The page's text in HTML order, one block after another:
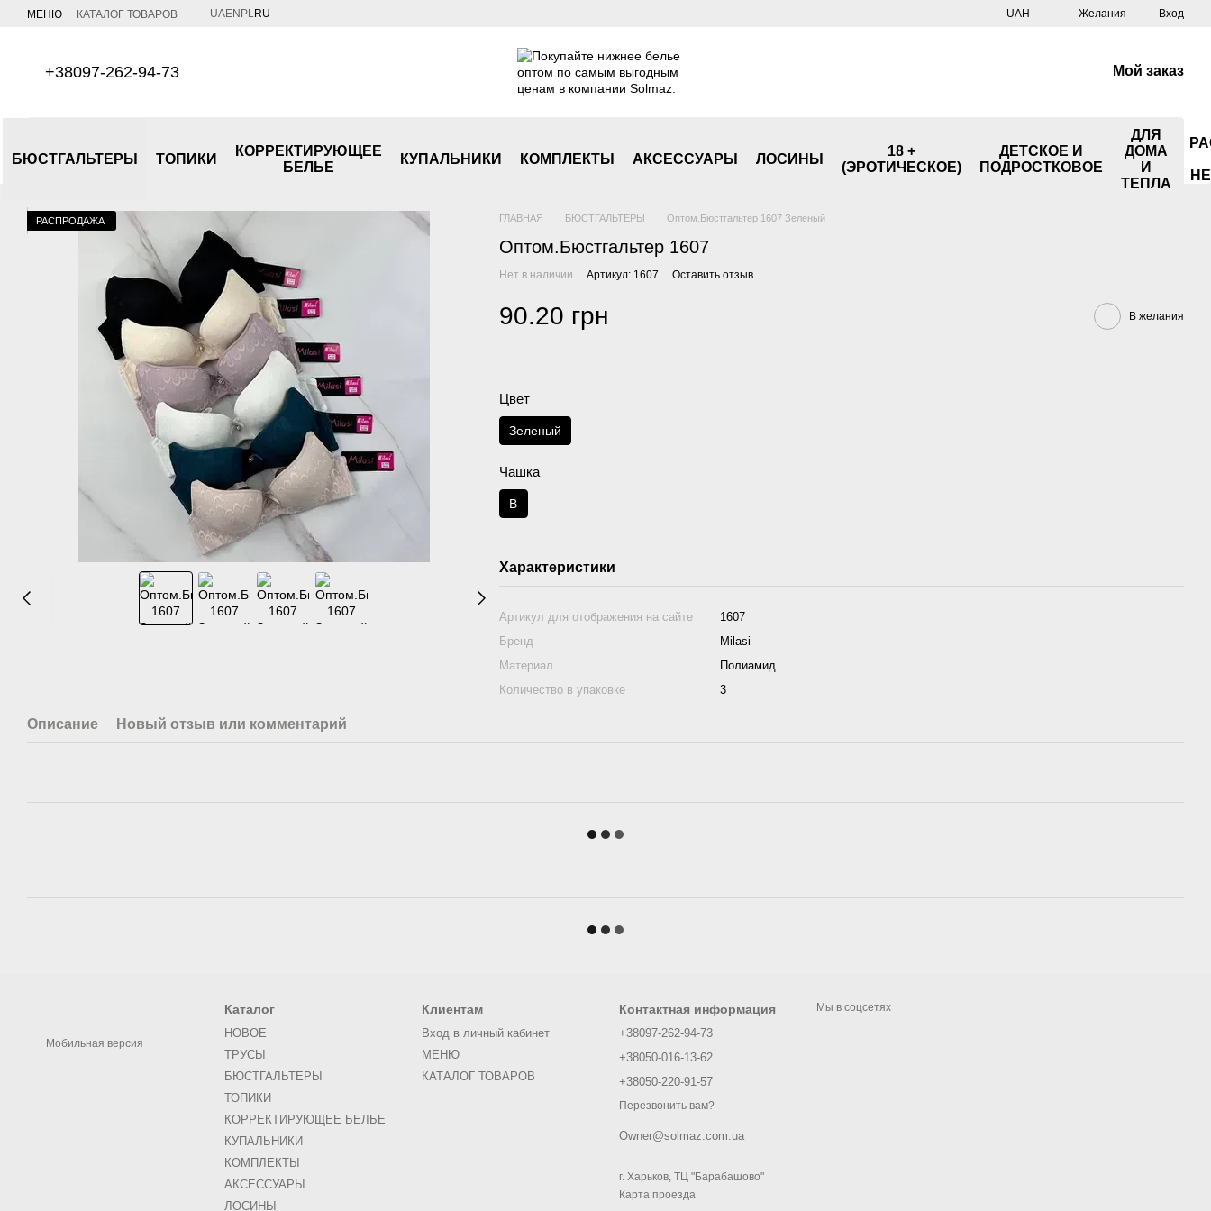
Перейти к основному контенту
МЕНЮ КАТАЛОГ ТОВАРОВ UAEN PLRU UAH Желания Вход
+38097-262-94-73 Мой заказ
БЮСТГАЛЬТЕРЫ ТОПИКИ
КОРРЕКТИРУЮЩЕЕ
БЕЛЬЕ
КУПАЛЬНИКИ КОМПЛЕКТЫ АКСЕСCУАРЫ ЛОСИНЫ
18 +
(ЭРОТИЧЕСКОЕ)
ДЕТСКОЕ И
ПОДРОСТКОВОЕ
ДЛЯ
ДОМА
И
ТЕПЛА
РАСПРОДАЖА ГЛАВНАЯ БЮСТГАЛЬТЕРЫ Оптом.Бюстгальтер 1607 Зеленый
Оптом.Бюстгальтер 1607
Нет в наличии Артикул: 1607 Оставить отзыв
90.20 грн В желания
Цвет
Зеленый
Чашка
B
Характеристики
Артикул для отображения на сайте
1607
Бренд
Milasi
Материал
Полиамид
Количество в упаковке
3
Описание Новый отзыв или комментарий
Мобильная версия
Каталог
НОВОЕ
ТРУСЫ
БЮСТГАЛЬТЕРЫ
ТОПИКИ
КОРРЕКТИРУЮЩЕЕ БЕЛЬЕ
КУПАЛЬНИКИ
КОМПЛЕКТЫ
АКСЕСCУАРЫ
ЛОСИНЫ
Клиентам
Вход в личный кабинет
МЕНЮ
КАТАЛОГ ТОВАРОВ
Контактная информация
+38097-262-94-73
+38050-016-13-62
+38050-220-91-57
Перезвонить вам?
Owner@solmaz.com.ua
г. Харьков, ТЦ "Барабашово"
Карта проезда
Мы в соцсетях